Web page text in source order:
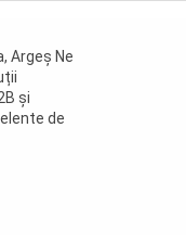
Argeș Ne
și
de